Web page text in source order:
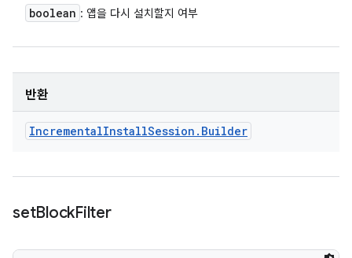
boolean : 앱을 다시 설치할지 여부
반환
IncrementalInstallSession . Builder
setBlockFilter